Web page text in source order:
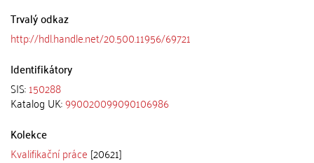
Trvalý odkaz
http://hdl.handle.net/20.500.11956/69721
Identifikátory
SIS:150288
Katalog UK:990020099090106986
Kolekce
Kvalifikační práce [20621]